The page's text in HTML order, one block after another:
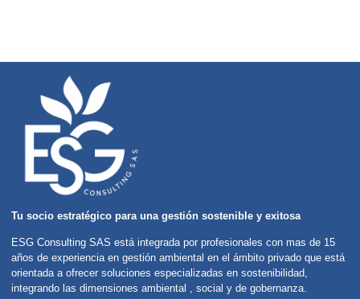
Tu socio estratégico para una gestión sostenible y exitosa
ESG Consulting SAS está integrada por profesionales con mas de 15
años de experiencia en gestión ambiental en el ámbito privado que está
orientada a ofrecer soluciones especializadas en sostenibilidad,
integrando las dimensiones ambiental , social y de gobernanza.